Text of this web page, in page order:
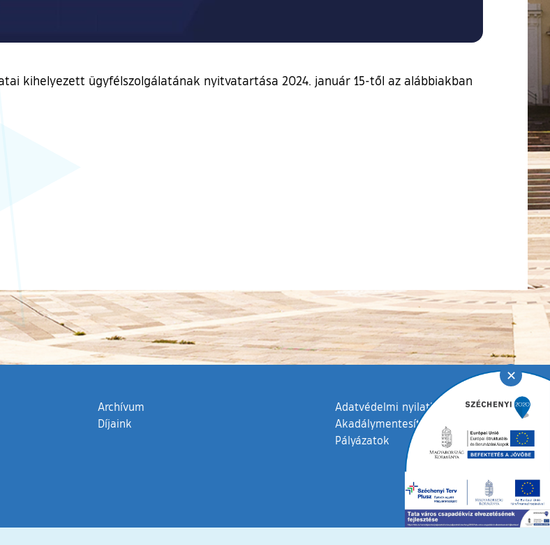
kihelyezett ügyfélszolgálatának nyitvatartása 2024. január 15-től az alábbiakban
Archívum
Díjaink
Adatvédelmi nyilatkozat
Akadálymentesítési nyilatkozat
Pályázatok
✕